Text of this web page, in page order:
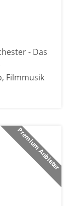
- Das
Filmmusik
Premium Anbieter